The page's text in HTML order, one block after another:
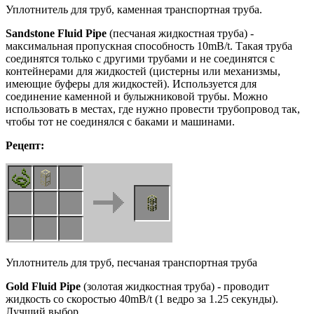
Уплотнитель для труб, каменная транспортная труба.
Sandstone Fluid Pipe (песчаная жидкостная труба) -
максимальная пропускная способность 10mB/t. Такая труба
соединятся только с другими трубами и не соединятся с
контейнерами для жидкостей (цистерны или механизмы,
имеющие буферы для жидкостей). Используется для
соединение каменной и булыжниковой трубы. Можно
использовать в местах, где нужно провести трубопровод так,
чтобы тот не соединялся с баками и машинами.
Рецепт:
Уплотнитель для труб, песчаная транспортная труба
Gold Fluid Pipe (золотая жидкостная труба) - проводит
жидкость со скоростью 40mB/t (1 ведро за 1.25 секунды).